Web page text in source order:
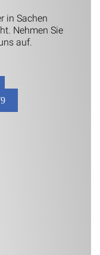
in Sachen
Nehmen Sie
auf.